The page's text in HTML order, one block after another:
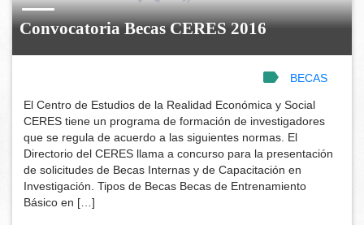
Convocatoria Becas CERES 2016
BECAS
El Centro de Estudios de la Realidad Económica y Social
CERES tiene un programa de formación de investigadores
que se regula de acuerdo a las siguientes normas. El
Directorio del CERES llama a concurso para la presentación
de solicitudes de Becas Internas y de Capacitación en
Investigación. Tipos de Becas Becas de Entrenamiento
Básico en […]